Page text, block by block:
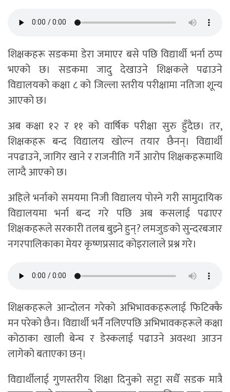
शिक्षकहरू सडकमा डेरा जमाएर बसे पछि विद्यार्थी भर्ना ठप्प
भएको छ। सडकमा जादु देखाउने शिक्षकले पढाउने
विद्यालयको कक्षा ८ को जिल्ला स्तरीय परीक्षामा नतिजा शून्य
आएको छ।
अब कक्षा १२ र ११ को वार्षिक परीक्षा सुरु हुँदैछ। तर,
शिक्षकहरू बन्द विद्यालय खोल्न तयार छैनन्। विद्यार्थी
नपढाउने, जागिर खाने र राजनीति गर्ने आरोप शिक्षकहरूमाथि
लाग्दै आएको छ।
अहिले भर्नाको समयमा निजी विद्यालय पोस्ने गरी सामुदायिक
विद्यालयमा भर्ना बन्द गरे पछि अब कसलाई पढाएर
शिक्षकहरूले सरकारी तलब बुझ्ने हुन्? लमजुङको सुन्दरबजार
नगरपालिकाका मेयर कृष्णप्रसाद कोइरालाले प्रश्न गरे।
शिक्षकहरूले आन्दोलन गरेको अभिभावकहरूलाई फिटिक्कै
मन परेको छैन। विद्यार्थी भर्नै नलिएपछि अभिभावकहरूले कक्षा
कोठाका खाली बेन्च र डेस्कलाई पढाउने अवस्था आउन
लागेको बताएका छन्।
विद्यार्थीलाई गुणस्तरीय शिक्षा दिनुको सट्टा सधैँ सडक मात्रै